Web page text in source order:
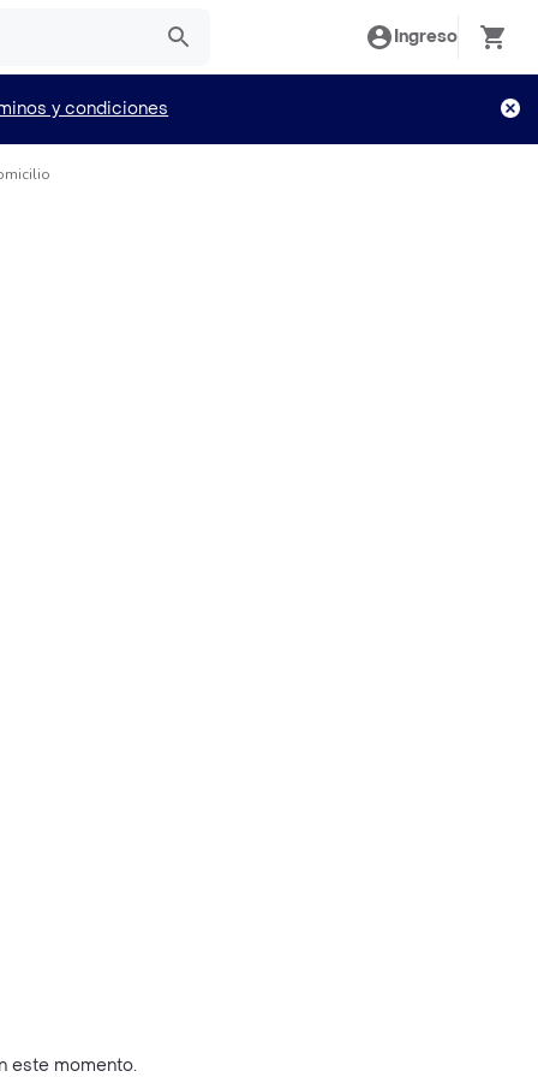
Ingreso
y condiciones
este momento.